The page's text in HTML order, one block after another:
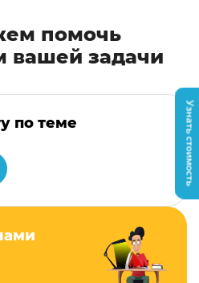
помочь
вашей задачи
по теме Узнать стоимость